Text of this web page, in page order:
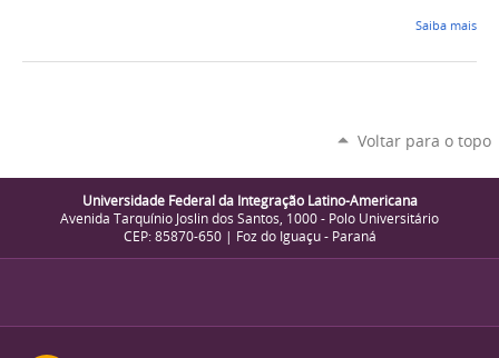
Saiba mais
Voltar para o topo
Universidade Federal da Integração Latino-Americana
Avenida Tarquínio Joslin dos Santos, 1000 - Polo Universitário
CEP: 85870-650 | Foz do Iguaçu - Paraná